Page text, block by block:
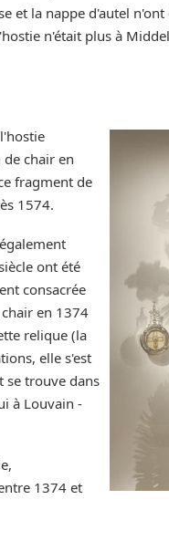
et la nappe d'autel
n'était plus à
chair en
fragment de
1574.
ont été
consacrée
en 1374
relique (la
elle s'est
se trouve dans
à Louvain -
1374 et